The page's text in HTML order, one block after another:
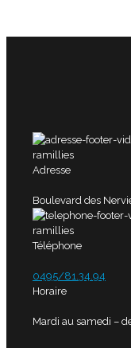
Adresse
Boulevard des
Téléphone
0495/81.34.94
Horaire
Mardi au samedi –